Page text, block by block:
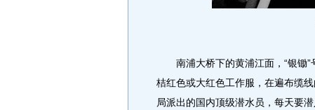
南浦大桥下的黄浦江面，“银锄”
桔红色或大红色工作服，在遍布缆
局派出的国内顶级潜水员，每天要潜